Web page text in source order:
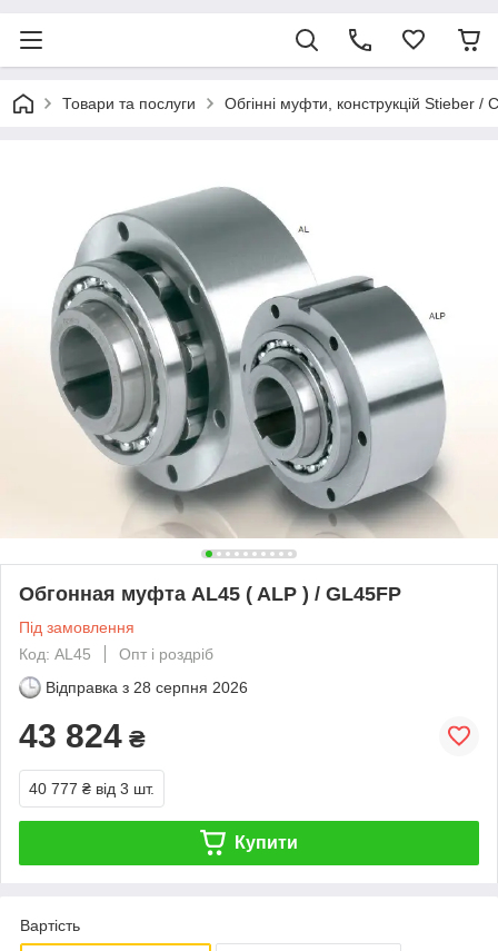
Товари та послуги Обгінні муфти, конструкцій Stieber /
Обгонная муфта AL45 ( ALP ) / GL45FP
Під замовлення
Код: AL45
Опт і роздріб
Відправка з 28 серпня 2026
43 824 ₴
40 777 ₴ від 3 шт.
Купити
Вартість